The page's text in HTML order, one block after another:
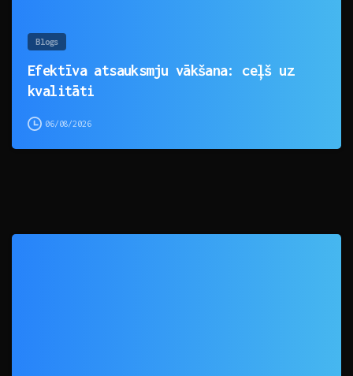
Blogs
Efektīva atsauksmju vākšana: ceļš uz
kvalitāti
06/08/2026